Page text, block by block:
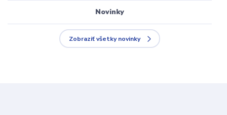
Novinky
Zobraziť všetky novinky